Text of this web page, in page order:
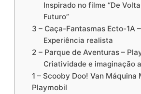
Inspirado no filme “De
Futuro”
3 – Caça-Fantasmas Ecto-1A
Experiência realista
2 – Parque de Aventuras –
Criatividade e imaginação
1 – Scooby Doo! Van Máquina
Playmobil